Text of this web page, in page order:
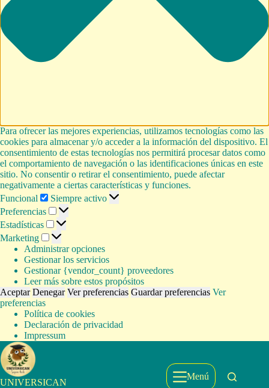
Para ofrecer las mejores experiencias, utilizamos tecnologías como las
cookies para almacenar y/o acceder a la información del dispositivo. El
consentimiento de estas tecnologías nos permitirá procesar datos como
el comportamiento de navegación o las identificaciones únicas en este
sitio. No consentir o retirar el consentimiento, puede afectar
negativamente a ciertas características y funciones.
Funcional
Funcional
Siempre activo
Preferencias
Preferencias
Estadísticas Estadísticas
Marketing Marketing
Administrar opciones
Gestionar los servicios
Gestionar {vendor_count} proveedores
Leer más sobre estos propósitos
Aceptar Denegar Ver preferencias Guardar preferencias Ver
preferencias
Política de cookies
Declaración de privacidad
Impressum
Saltar
al
contenido
UNIVERSICAN
Menú